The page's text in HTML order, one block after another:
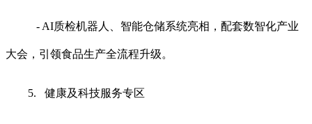
- AI质检机器人、智能仓储系统亮相，配套数智化产业
大会，引领食品生产全流程升级。
5. 健康及科技服务专区